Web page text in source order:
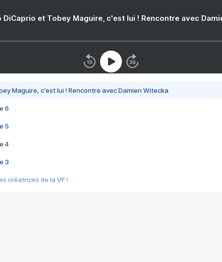
DiCaprio et Tobey Maguire, c'est lui ! Rencontre avec
Maguire, c'est lui ! Rencontre avec Damien Witecka
6
5
4
3
créatrices de la VF !